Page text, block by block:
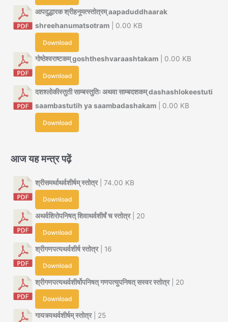
आपदुद्धारक श्रीहनूमत्स्तोत्रम् aapaduddhaarak
shreehanumatsotram | 0.00 KB
Download
गोष्ठेश्वराष्टकम् goshtheshvaraashtakam | 0.00 KB
Download
दशश्लोकीस्तुती साम्बस्तुतिः अथवा साम्बदशकम् dashashlokeestuti
saambastutih ya saambadashakam | 0.00 KB
Download
आज यह मन्त्र पढ़ें
श्रीसमर्थाथर्वशीर्षम् स्तोत्र| 74.00 KB
Download
अथर्वशिरोपनिषत् शिवाथर्वशीर्षं च स्तोत्र| 20
Download
श्रीगणपत्यथर्वशीर्ष स्तोत्र| 16
Download
श्रीगणपत्यथर्वशीर्षोपनिषत् गणपत्युपनिषत् सस्वर स्तोत्र| 20
Download
गायत्र्यथर्वशीर्षम् स्तोत्र| 25